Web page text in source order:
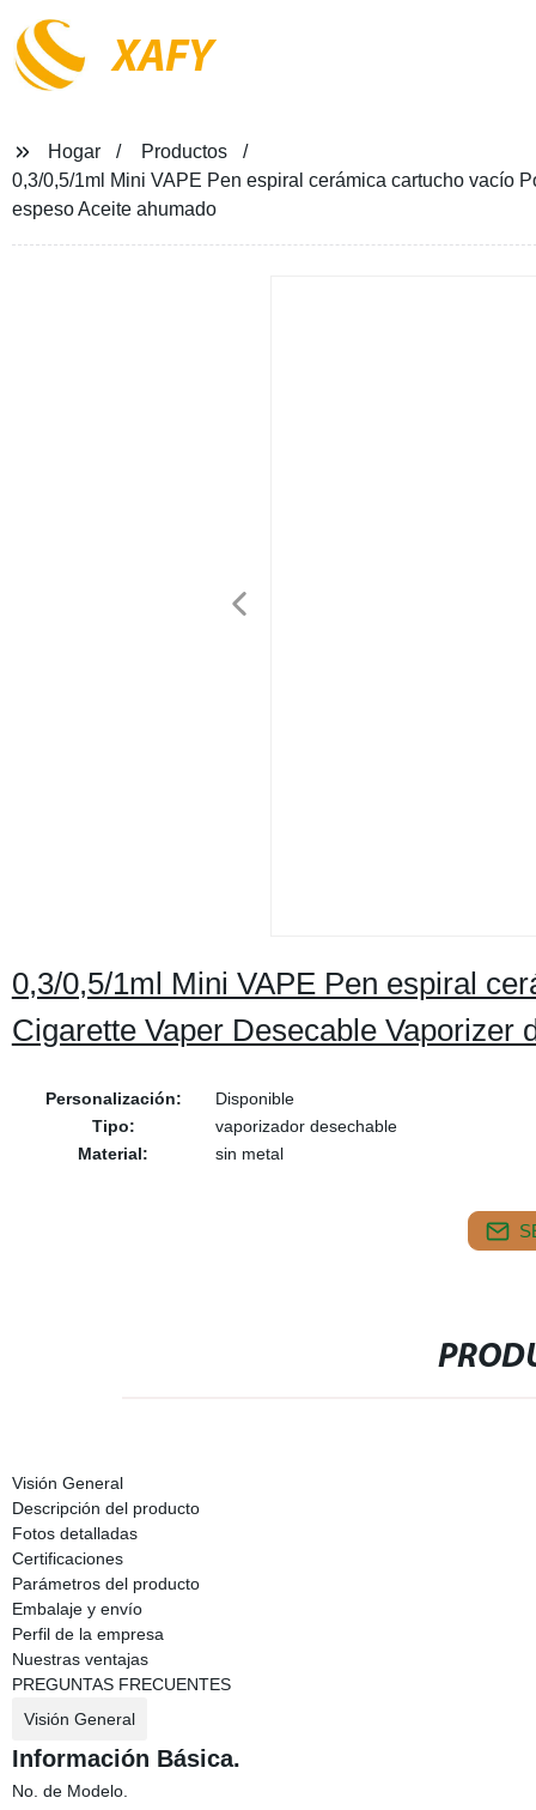
XAFY
Hogar
Productos
0,3/0,5/1ml Mini VAPE Pen espiral cerámica cartucho vacío
espeso Aceite ahumado
0,3/0,5/1ml Mini VAPE Pen espiral
Cigarette Vaper Desecable Vaporizer
Personalización:
Disponible
Tipo:
vaporizador desechable
Material:
sin metal
Visión General
Descripción del producto
Fotos detalladas
Certificaciones
Parámetros del producto
Embalaje y envío
Perfil de la empresa
Nuestras ventajas
PREGUNTAS FRECUENTES
Visión General
Información Básica.
No. de Modelo.